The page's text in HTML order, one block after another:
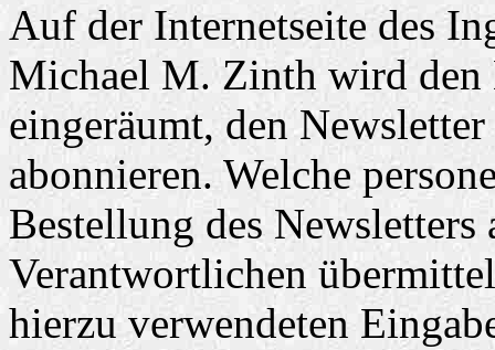
Auf der Internetseite des
Michael M. Zinth wird
eingeräumt, den
abonnieren. Welche
Bestellung des
Verantwortlichen
hierzu verwendeten